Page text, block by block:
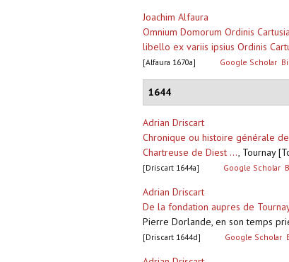
Joachim Alfaura
Omnium Domorum Ordinis
libello ex variis ipsius Ordinis
[Alfaura 1670a] Google Scholar
1644
Adrian Driscart
Chronique ou histoire générale
Chartreuse de Diest ..., Tournay
[Driscart 1644a] Google Scholar
Adrian Driscart
De la fondation aupres de
Pierre Dorlande, en son temps
[Driscart 1644d] Google Scholar